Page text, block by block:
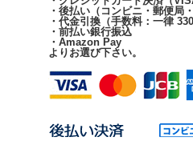
・後払い（コンビニ・郵便局
・代金引換（手数料：一律 330
・前払い銀行振込
・Amazon Pay
よりお選び下さい。